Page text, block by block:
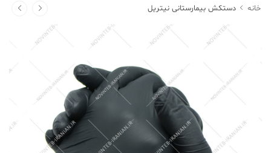
خانه دستکش بیمارستانی نیتریل